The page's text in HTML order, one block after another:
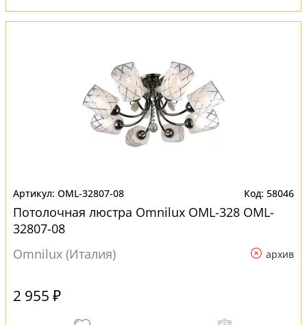
OML-32807-08 58046
Потолочная люстра Omnilux OML-328 OML-
32807-08
Omnilux (Италия)
архив
2 955 ₽